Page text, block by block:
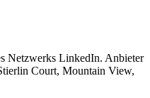
Netzwerks LinkedIn. Anbieter
Court, Mountain View,